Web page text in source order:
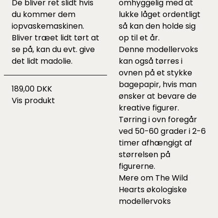
De bliver ret slidt hvis
du kommer dem
iopvaskemaskinen.
Bliver træet lidt tørt at
se på, kan du evt. give
det lidt madolie.
189,00 DKK
Vis produkt
omhyggelig med at
lukke låget ordentligt
så kan den holde sig
op til et år.
Denne modellervoks
kan også tørres i
ovnen på et stykke
bagepapir, hvis man
ønsker at bevare de
kreative figurer.
Tørring i ovn foregår
ved 50-60 grader i 2-6
timer afhængigt af
størrelsen på
figurerne.
Mere om The Wild
Hearts økologiske
modellervoks